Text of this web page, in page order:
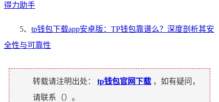
得力助手
5、 tp钱包下载app安卓版：TP钱包靠谱么？深度剖析其安
全性与可靠性
转载请注明出处： tp钱包官网下载 ，如有疑问，
请联系（）。